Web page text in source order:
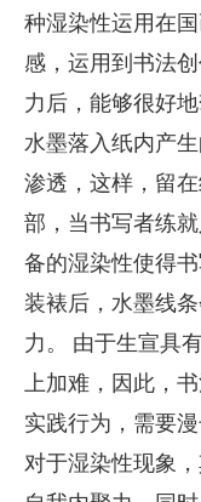
种湿染性运用在
感，运用到书法
力后，能够很好
水墨落入纸内产
渗透，这样，留
部，当书写者练
备的湿染性使得
装裱后，水墨线
力。
由于生宣具
上加难，因此，
实践行为，需要
对于湿染性现象